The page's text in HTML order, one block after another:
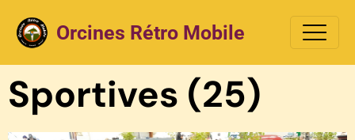
Orcines Rétro Mobile
Sportives (25)